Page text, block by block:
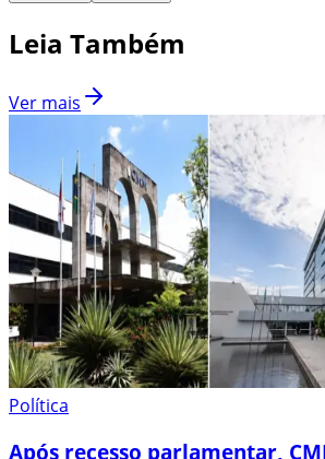
Leia Também
Ver mais
Política
Após recesso parlamentar,